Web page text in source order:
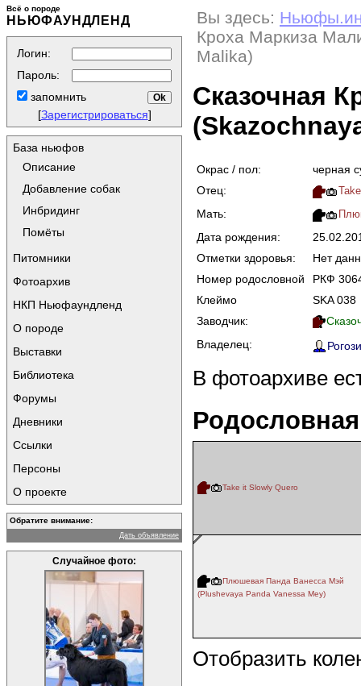
Всё о породе
НЬЮФАУНДЛЕНД
Логин:
Пароль:
запомнить
[Зарегистрироваться]
База ньюфов
Описание
Добавление собак
Инбридинг
Помёты
Питомники
Фотоархив
НКП Ньюфаундленд
О породе
Выставки
Библиотека
Форумы
Дневники
Ссылки
Персоны
О проекте
Обратите внимание:
Дать объявление
Случайное фото:
Вы здесь:
Кроха Маркиза
Malika)
Сказочная
Окрас / пол:
черная
Отец:
Мать:
Дата рождения:
Отметки здоровья:
Нет
Номер родословной
РКФ
Клеймо
SKA 038
Заводчик:
Владелец:
В фотоархиве
Родословная
Take it Slowly Quero
Плюшевая Панда Ванесса Мэй
(Plushevaya Panda Vanessa Mey)
Отобразить